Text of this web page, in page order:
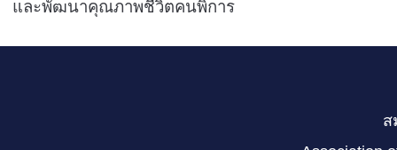
และพัฒนาคุณภาพชีวิตคนพิการ
ส